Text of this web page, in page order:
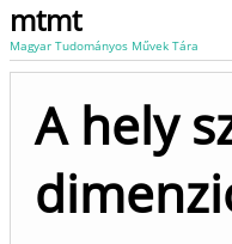
mtmt
Magyar Tudományos Művek Tára
A hely